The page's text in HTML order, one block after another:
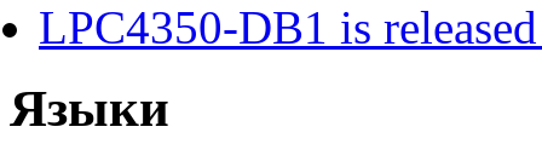
LPC4350-DB1 is
Языки